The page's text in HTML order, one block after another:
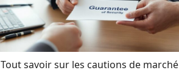
Tout savoir sur les cautions de marché